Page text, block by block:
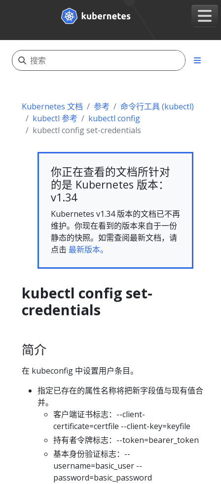
Kubernetes 文档 参考
命令行工具 (kubectl)
kubectl 参考
kubectl config
kubectl config set-credentials
你正在查看的文档所针对
的是 Kubernetes 版本：
v1.34
Kubernetes v1.34 版本的文档已不再
维护。你现在看到的版本来自于一份
静态的快照。如需查阅最新文档，请
点击 最新版本。
kubectl config set-
credentials
简介
在 kubeconfig 中设置用户条目。
指定已存在的属性名称将把新字段值与现有值合
并。
客户端证书标志：--client-
certificate=certfile --client-key=keyfile
持有者令牌标志：--token=bearer_token
基本身份验证标志：--
username=basic_user --
password=basic_password